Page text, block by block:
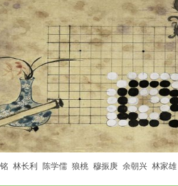
林长利 陈学儒 狼桃 穆振庚 余朝兴 林家雄